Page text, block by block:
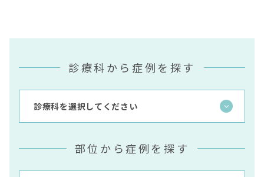
結果、高血圧と低カリウム血症をきたします。ここ最
続きを見る
診療科から症例を探す
部位から症例を探す